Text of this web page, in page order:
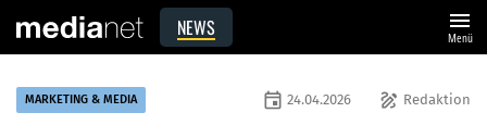
NEWS menu
Menü
MARKETING & MEDIA draw Redaktion
event 24.04.2026